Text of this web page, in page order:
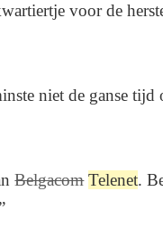
voor de
niet de ganse tijd
Belgacom Telenet.